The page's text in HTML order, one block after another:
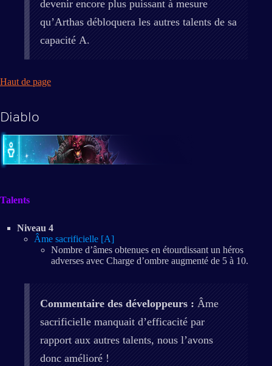
devenir encore plus puissant à mesure
qu’Arthas débloquera les autres talents de sa
capacité A.
Haut de page
Diablo
Talents
Niveau 4
Âme sacrificielle [A]
Nombre d’âmes obtenues en étourdissant un héros
adverses avec Charge d’ombre augmenté de 5 à 10.
Commentaire des développeurs : Âme
sacrificielle manquait d’efficacité par
rapport aux autres talents, nous l’avons
donc amélioré !